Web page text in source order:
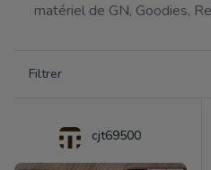
matériel de GN, Goodies,
Filtrer
cjt69500